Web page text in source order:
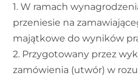
1. W ramach
przeniesie na
majątkowe do wyników
2. Przygotowany przez
zamówienia (utwór) w